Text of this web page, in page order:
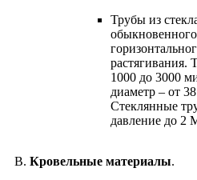
Трубы из
растягивания.
1000 до 3000
диаметр – от
Стеклянные
давление до 2
В. Кровельные материалы.